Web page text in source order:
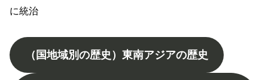
に統治
（国地域別の歴史）東南アジアの歴史